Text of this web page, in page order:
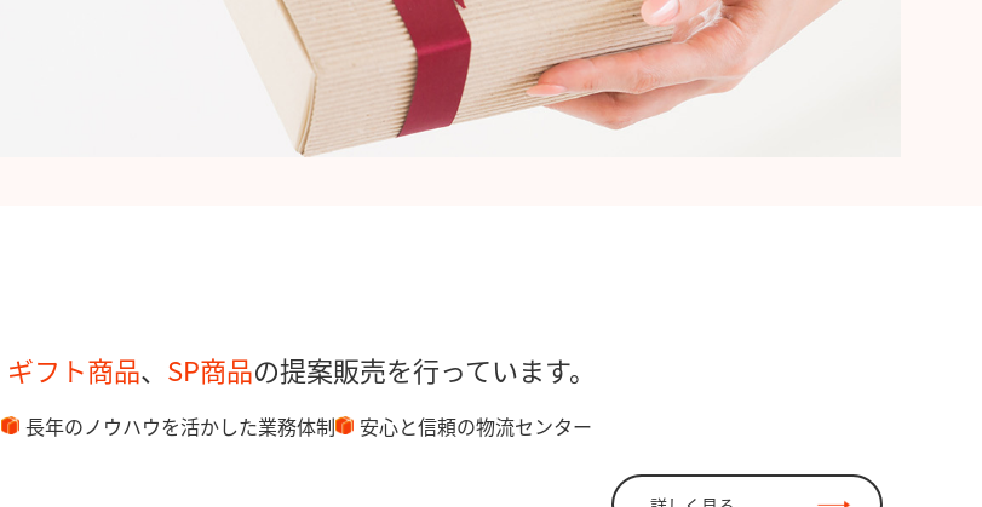
ギフト商品、 SP商品の提案販売を行っています。
長年のノウハウを活かした業務体制 安心と信頼の物流センター